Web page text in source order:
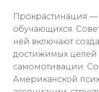
Прокрастинация —
обучающихся.
ней включают
достижимых целей
самомотивации.
Американской